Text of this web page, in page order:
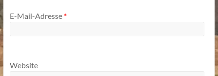
E-Mail-Adresse *
Website